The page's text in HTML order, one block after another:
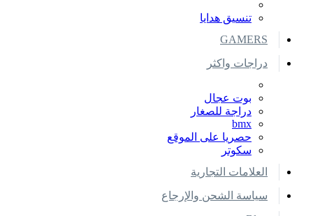
تنسيق هدايا
GAMERS
دراجات واكثر
بوت عجال
دراجة للصغار
bmx
حصريا على الموقع
سكوتر
العلامات التجارية
سياسة الشحن والإرجاع